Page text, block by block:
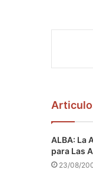
ALBA: La
para Las
23/08/